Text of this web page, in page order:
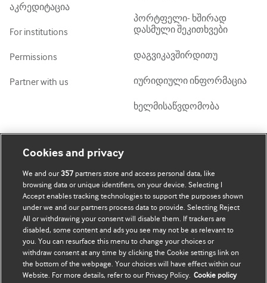
აკრედიტაცია
For institutions
Permissions
Partner with us
პორტფელი- ხშირად
დასმული შეკითხვები
დაგვიკავშირდითუ
იურიდიული ინფორმაცია
ხელმისაწვდომობა
ჩემი ანგარიში
გამოწერა
ჩემი მონაცემების
განახლება
BMJ company
BMJ Best Practice
BMJ Masterclasses
BMJ onExamination
BMJ Portfolio
Cookies and privacy
We and our357 partners store and access personal data, like
browsing data or unique identifiers, on your device. Selecting I
Accept enables tracking technologies to support the purposes shown
under we and our partners process data to provide. Selecting Reject
All or withdrawing your consent will disable them. If trackers are
disabled, some content and ads you see may not be as relevant to
you. You can resurface this menu to change your choices or
withdraw consent at any time by clicking the Cookie settings link on
the bottom of the webpage. Your choices will have effect within our
Website. For more details, refer to our Privacy Policy. Cookie policy